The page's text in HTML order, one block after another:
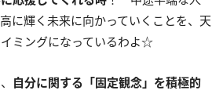
に輝く未来に向かっていくことを、天
ミングになっているわよ☆
自分に関する「固定観念」を積極的